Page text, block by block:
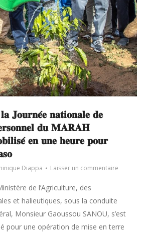
𝐉𝐨𝐮𝐫𝐧𝐞́𝐞 𝐧𝐚𝐭𝐢𝐨𝐧𝐚𝐥𝐞 𝐝𝐞
𝐝𝐮 𝐌𝐀𝐑𝐀𝐇
𝐞𝐧 𝐮𝐧𝐞 𝐡𝐞𝐮𝐫𝐞 𝐩𝐨𝐮𝐫
Diappa Laisser un commentaire
de l’Agriculture, des
et halieutiques, sous la conduite
Monsieur Gaoussou SANOU, s’est
pour une opération de mise en terre